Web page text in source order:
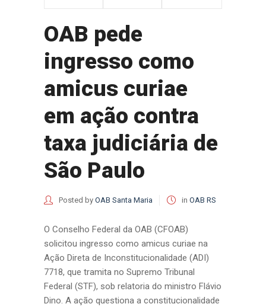
OAB pede
ingresso como
amicus curiae
em ação contra
taxa judiciária de
São Paulo
Posted by OAB Santa Maria in OAB RS
O Conselho Federal da OAB (CFOAB)
solicitou ingresso como amicus curiae na
Ação Direta de Inconstitucionalidade (ADI)
7718, que tramita no Supremo Tribunal
Federal (STF), sob relatoria do ministro Flávio
Dino. A ação questiona a constitucionalidade